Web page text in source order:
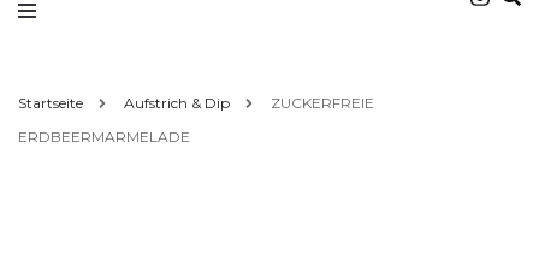
Startseite Aufstrich & Dip
ZUCKERFREIE
ERDBEERMARMELADE